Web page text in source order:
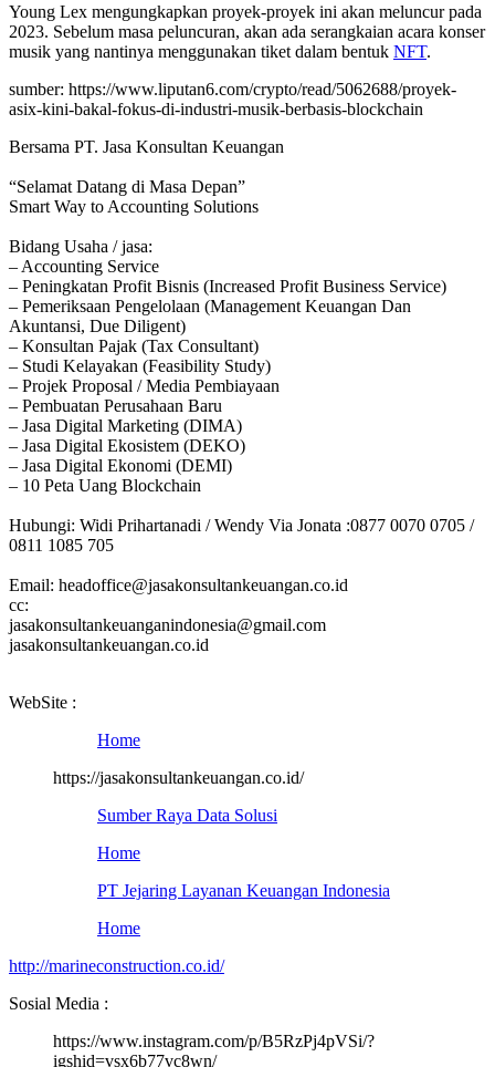
Young Lex mengungkapkan proyek-proyek ini akan meluncur pada
2023. Sebelum masa peluncuran, akan ada serangkaian acara konser
musik yang nantinya menggunakan tiket dalam bentuk NFT.
sumber: https://www.liputan6.com/crypto/read/5062688/proyek-
asix-kini-bakal-fokus-di-industri-musik-berbasis-blockchain
Bersama PT. Jasa Konsultan Keuangan
“Selamat Datang di Masa Depan”
Smart Way to Accounting Solutions
Bidang Usaha / jasa:
– Accounting Service
– Peningkatan Profit Bisnis (Increased Profit Business Service)
– Pemeriksaan Pengelolaan (Management Keuangan Dan
Akuntansi, Due Diligent)
– Konsultan Pajak (Tax Consultant)
– Studi Kelayakan (Feasibility Study)
– Projek Proposal / Media Pembiayaan
– Pembuatan Perusahaan Baru
– Jasa Digital Marketing (DIMA)
– Jasa Digital Ekosistem (DEKO)
– Jasa Digital Ekonomi (DEMI)
– 10 Peta Uang Blockchain
Hubungi: Widi Prihartanadi / Wendy Via Jonata :0877 0070 0705 /
0811 1085 705
Email: headoffice@jasakonsultankeuangan.co.id
cc:
jasakonsultankeuanganindonesia@gmail.com
jasakonsultankeuangan.co.id
WebSite :
Home
https://jasakonsultankeuangan.co.id/
Sumber Raya Data Solusi
Home
PT Jejaring Layanan Keuangan Indonesia
Home
http://marineconstruction.co.id/
Sosial Media :
https://www.instagram.com/p/B5RzPj4pVSi/?
igshid=vsx6b77vc8wn/